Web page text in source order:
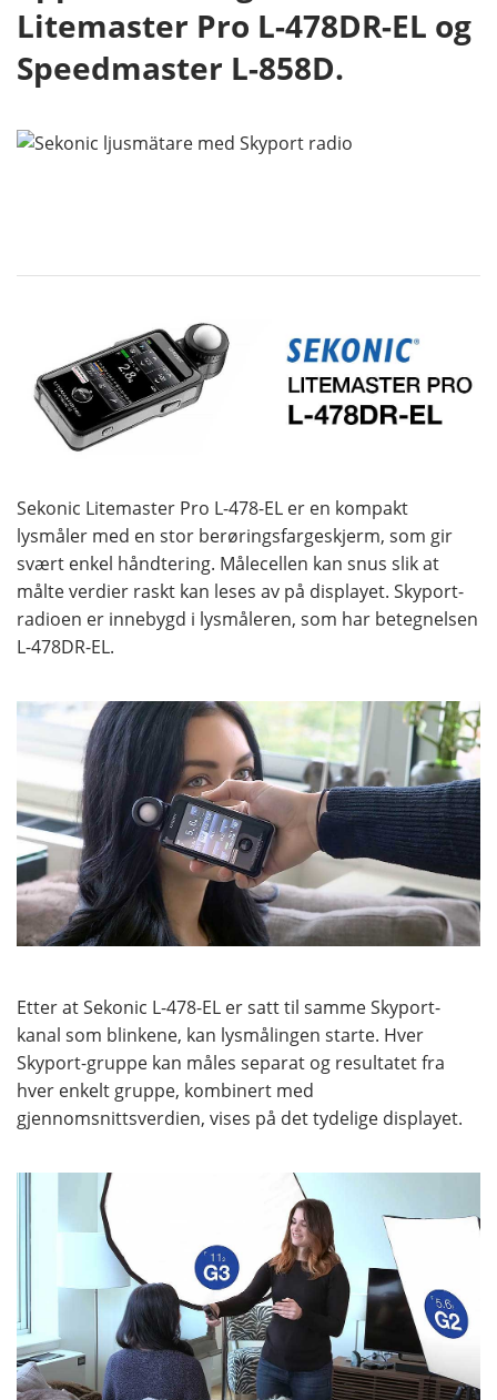
Litemaster Pro L-478DR-EL og
Speedmaster L-858D.
Sekonic Litemaster Pro L-478-EL er en kompakt
lysmåler med en stor berøringsfargeskjerm, som gir
svært enkel håndtering. Målecellen kan snus slik at
målte verdier raskt kan leses av på displayet. Skyport-
radioen er innebygd i lysmåleren, som har betegnelsen
L-478DR-EL.
Etter at Sekonic L-478-EL er satt til samme Skyport-
kanal som blinkene, kan lysmålingen starte. Hver
Skyport-gruppe kan måles separat og resultatet fra
hver enkelt gruppe, kombinert med
gjennomsnittsverdien, vises på det tydelige displayet.